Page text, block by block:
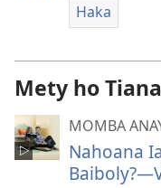
Haka
Mety ho
MOMBA
Nahoana